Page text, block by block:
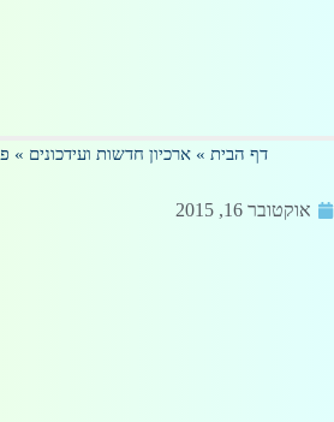
דף הבית»ארכיון חדשות ועידכונים»
אוקטובר 16, 2015